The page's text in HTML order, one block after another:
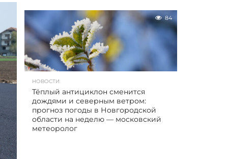
84
НОВОСТИ
Тёплый антициклон сменится
дождями и северным ветром:
прогноз погоды в Новгородской
области на неделю — московский
метеоролог